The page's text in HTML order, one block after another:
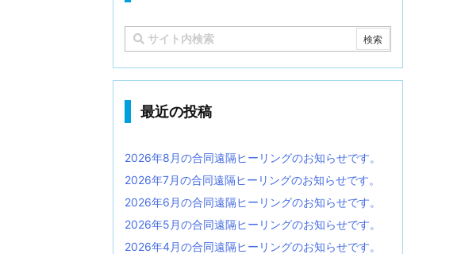
最近の投稿
2026年8月の合同遠隔ヒーリングのお知らせです。
2026年7月の合同遠隔ヒーリングのお知らせです。
2026年6月の合同遠隔ヒーリングのお知らせです。
2026年5月の合同遠隔ヒーリングのお知らせです。
2026年4月の合同遠隔ヒーリングのお知らせです。